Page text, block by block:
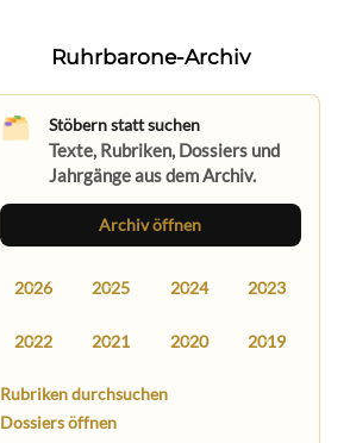
Ruhrbarone-Archiv
Stöbern statt suchen
Texte, Rubriken, Dossiers und
Jahrgänge aus dem Archiv.
Archiv öffnen
2026 2025 2024 2023
2022 2021 2020 2019
Rubriken durchsuchen
Dossiers öffnen